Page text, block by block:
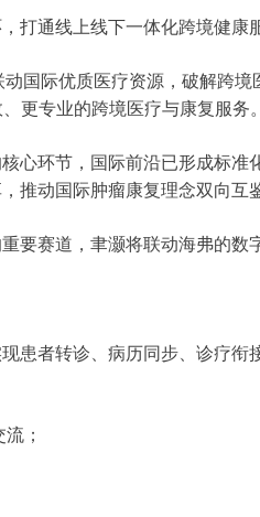
打通线上线下一体化跨境健
国际优质医疗资源，破解跨境
更专业的跨境医疗与康复服务。
心环节，国际前沿已形成标准
推动国际肿瘤康复理念双向互
要赛道，聿灏将联动海弗的数
患者转诊、病历同步、诊疗衔
；